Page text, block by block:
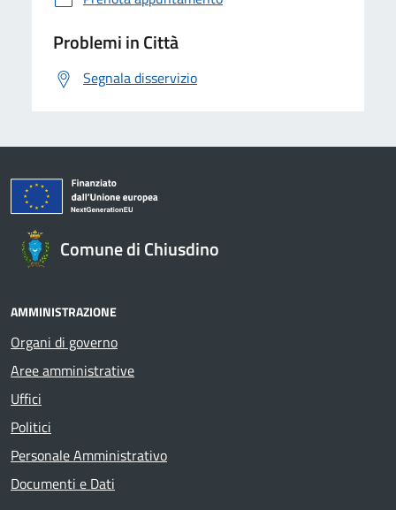
Problemi in Città
Segnala disservizio
Comune di Chiusdino
AMMINISTRAZIONE
Organi di governo
Aree amministrative
Uffici
Politici
Personale Amministrativo
Documenti e Dati